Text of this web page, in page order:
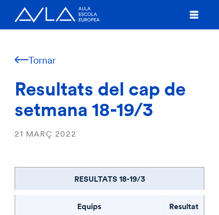
Tornar
Resultats del cap de
setmana 18-19/3
21 MARÇ 2022
RESULTATS 18-19/3
Equips Resultat